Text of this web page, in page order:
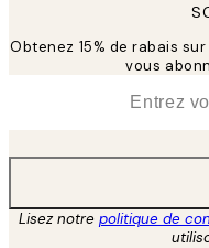
Obtenez 15% de rabais
vous
Lisez notre politique de